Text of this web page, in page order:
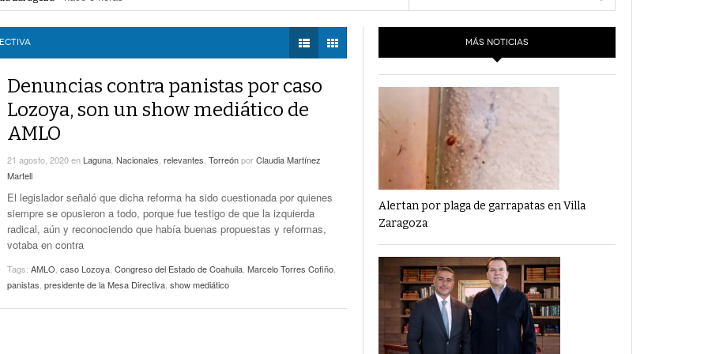
Torreón- hace 12 horas -
Lanzan Convocatoria Del Concurso De Poesía
Enriqueta Ochoa
Expone CLIP Preocupación Por Reformas
Enemigos’, Considera- hace 13 horas -
TWEETS AND
LA MEJOR 97.1
ESTÉREO GALLITO
Financiamiento’ Por PC29
‘La Laguna: Bomba De Tiempo Por Falta De
Planeación’ Por PC29
‘Las Corrupciones, Sus Formas Y Efectos’ Por
PC29 - 7 mayo, 2021
en Durango- hace 8 horas -
bloquearon Mieleras- hace 9 horas -
Agua Saludable
Justicia de Durango por presunto cohecho- hace 9 horas -
Denuncias contra panistas por caso
Lozoya, son un show mediático de
AMLO
21 agosto, 2020en Laguna Nacionales relevantes TorreónporClaudia Martínez
Martell
El legislador señaló que dicha reforma ha sido cuestionada por quienes
siempre se opusieron a todo, porque fue testigo de que la izquierda
radical, aún y reconociendo que había buenas propuestas y reformas,
votaba en contra
Tags: AMLO caso Lozoya Congreso del Estado de Coahuila Marcelo Torres Cofiño
panistas presidente de la Mesa Directiva show mediático
MÁS NOTICIAS
Alertan por plaga de garrapatas en Villa
Zaragoza